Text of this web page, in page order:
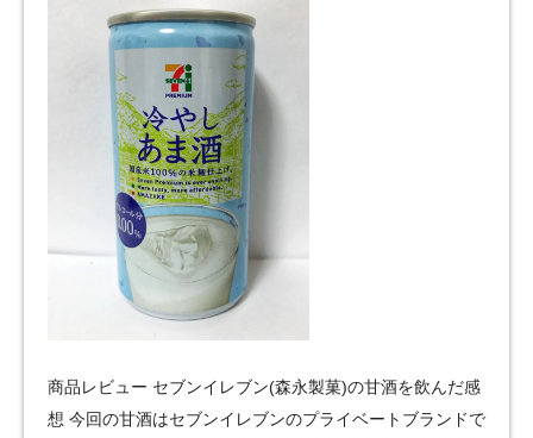
商品レビュー セブンイレブン(森永製菓)の甘酒を飲んだ感
想 今回の甘酒はセブンイレブンのプライベートブランドで